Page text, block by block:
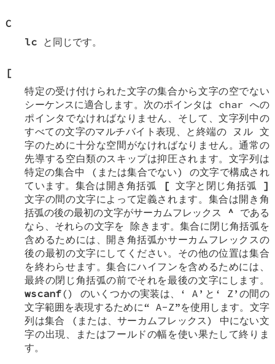
C
lc と同じです。
[
特定の受け付けられた文字の集合から文字の空でない
シーケンスに適合します。次のポインタは char への
ポインタでなければなりません、そして、文字列中の
すべての文字のマルチバイト表現、と終端の
ヌル 文
字のために十分な空間がなければなりません。通常の
先導する空白類のスキップは抑圧されます。文字列は
特定の集合中 (または集合でない) の文字で構成され
ています。集合は開き角括弧
[文字と閉じ角括弧 ]
文字の間の文字によって定義されます。集合は開き角
括弧の後の最初の文字がサーカムフレックス ^ である
なら、それらの文字を 除きます。集合に閉じ角括弧を
含めるためには、開き角括弧かサーカムフレックスの
後の最初の文字にしてください。その他の位置は集合
を終わらせます。集合にハイフンを含めるためには、
最終の閉じ角括弧の前でそれを最後の文字にします。
wscanf() のいくつかの実装は、‘A ’と‘ Z ’の間の
文字範囲を表現するために“ A-Z”を使用します。文字
列は集合 (または、サーカムフレックス) 中にない文
字の出現、またはフールドの幅を使い果たして終りま
す。